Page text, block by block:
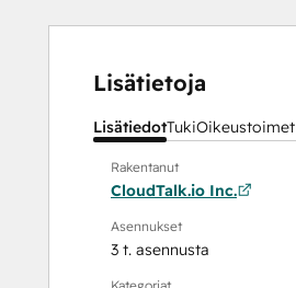
Lisätietoja
LisätiedotTukiOikeustoimet
Rakentanut
CloudTalk.io Inc.
Asennukset
3 t. asennusta